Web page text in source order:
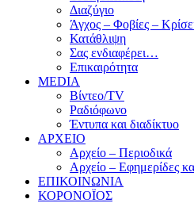
Διαζύγιο
Άγχος – Φοβίες –
Κατάθλιψη
Σας ενδιαφέρει…
Επικαιρότητα
MEDIA
Βίντεο/TV
Ραδιόφωνο
Έντυπα και διαδίκτυο
ΑΡΧΕΙΟ
Αρχείο – Περιοδικά
Αρχείο – Εφημερίδες
ΕΠΙΚΟΙΝΩΝΙΑ
ΚΟΡΟΝΟΪΟΣ